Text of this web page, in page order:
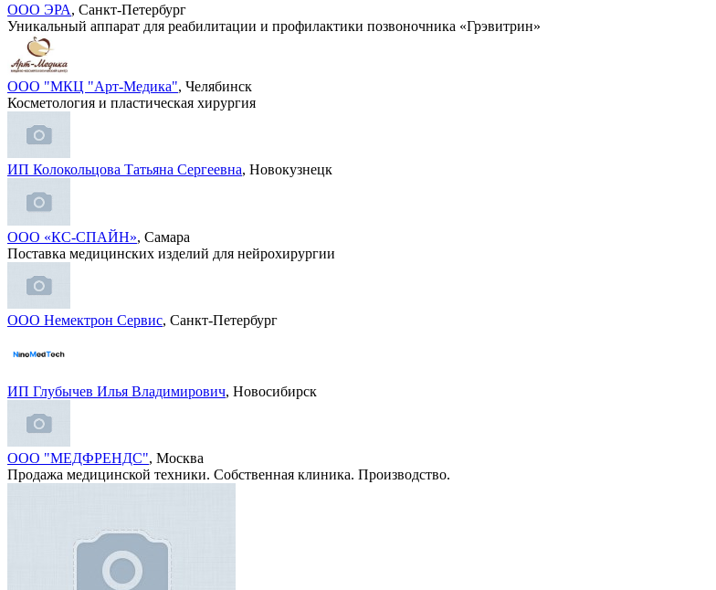
ООО ЭРА, Санкт-Петербург
Уникальный аппарат для реабилитации и профилактики позвоночника «Грэвитрин»
ООО "МКЦ "Арт-Медика", Челябинск
Косметология и пластическая хирургия
ИП Колокольцова Татьяна Сергеевна, Новокузнецк
ООО «КС-СПАЙН», Самара
Поставка медицинских изделий для нейрохирургии
ООО Немектрон Сервис, Санкт-Петербург
ИП Глубычев Илья Владимирович, Новосибирск
ООО "МЕДФРЕНДС", Москва
Продажа медицинской техники. Собственная клиника. Производство.